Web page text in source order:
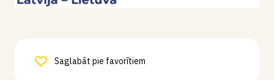
Saglabāt pie favorītiem